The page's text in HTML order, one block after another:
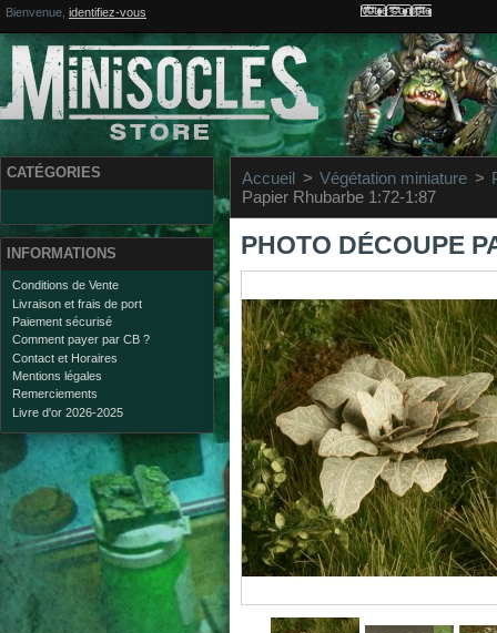
Bienvenue, identifiez-vous Votre compte
CATÉGORIES
INFORMATIONS
Conditions de Vente
Livraison et frais de port
Paiement sécurisé
Comment payer par CB ?
Contact et Horaires
Mentions légales
Remerciements
Livre d'or 2026-2025
Accueil > Végétation miniature >
Papier Rhubarbe 1:72-1:87
PHOTO DÉCOUPE